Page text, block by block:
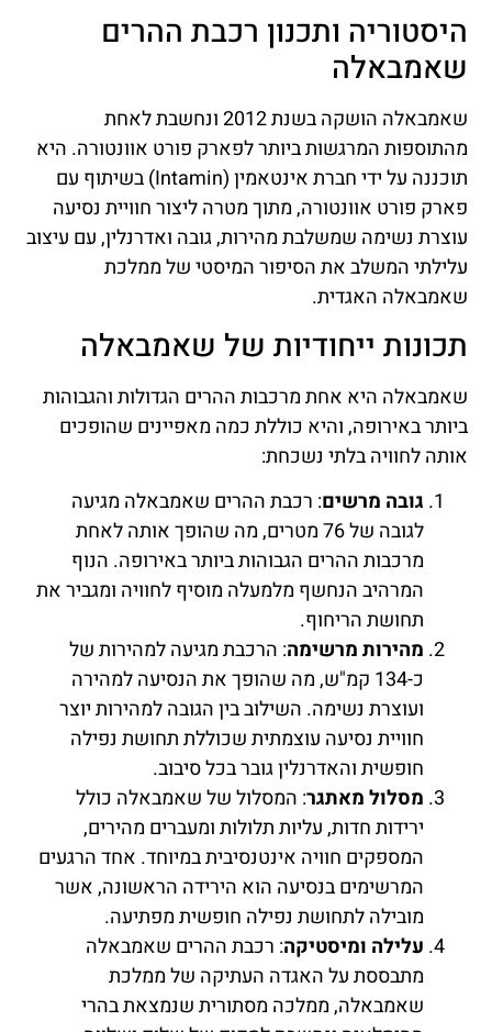
היסטוריה ותכנון רכבת ההרים
שאמבאלה
שאמבאלה הושקה בשנת 2012 ונחשבת לאחת
מהתוספות המרגשות ביותר לפארק פורט אוונטורה. היא
תוכננה על ידי חברת אינטאמין (Intamin) בשיתוף עם
פארק פורט אוונטורה, מתוך מטרה ליצור חוויית נסיעה
עוצרת נשימה שמשלבת מהירות, גובה ואדרנלין, עם עיצוב
עלילתי המשלב את הסיפור המיסטי של ממלכת
שאמבאלה האגדית.
תכונות ייחודיות של שאמבאלה
שאמבאלה היא אחת מרכבות ההרים הגדולות והגבוהות
ביותר באירופה, והיא כוללת כמה מאפיינים שהופכים
אותה לחוויה בלתי נשכחת:
גובה מרשים: רכבת ההרים שאמבאלה מגיעה
לגובה של 76 מטרים, מה שהופך אותה לאחת
מרכבות ההרים הגבוהות ביותר באירופה. הנוף
המרהיב הנחשף מלמעלה מוסיף לחוויה ומגביר את
תחושת הריחוף.
מהירות מרשימה: הרכבת מגיעה למהירות של
כ-134 קמ"ש, מה שהופך את הנסיעה למהירה
ועוצרת נשימה. השילוב בין הגובה למהירות יוצר
חוויית נסיעה עוצמתית שכוללת תחושת נפילה
חופשית והאדרנלין גובר בכל סיבוב.
מסלול מאתגר: המסלול של שאמבאלה כולל
ירידות חדות, עליות תלולות ומעברים מהירים,
המספקים חוויה אינטנסיבית במיוחד. אחד הרגעים
המרשימים בנסיעה הוא הירידה הראשונה, אשר
מובילה לתחושת נפילה חופשית מפתיעה.
עלילה ומיסטיקה: רכבת ההרים שאמבאלה
מתבססת על האגדה העתיקה של ממלכת
שאמבאלה, ממלכה מסתורית שנמצאת בהרי